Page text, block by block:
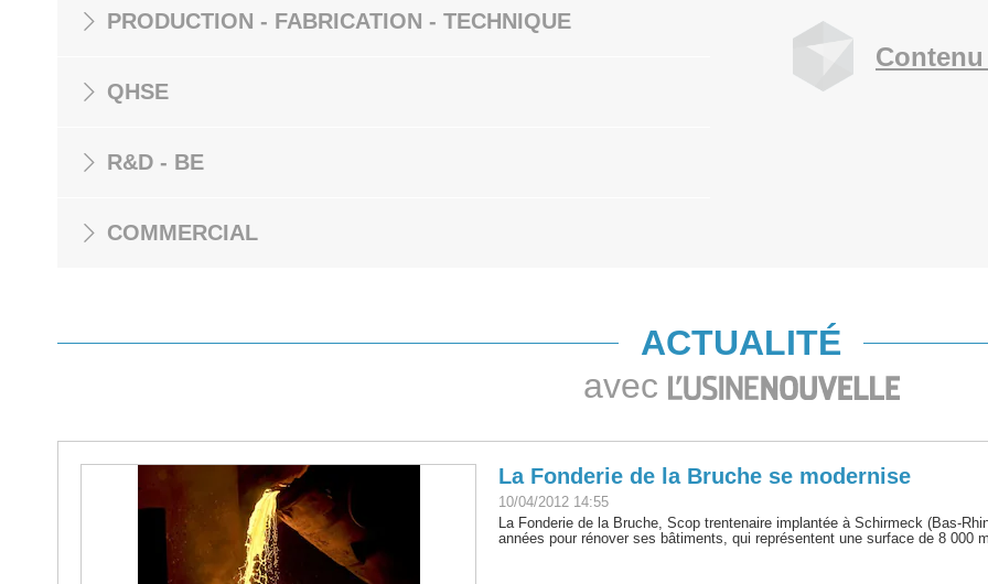
PRODUCTION - FABRICATION - TECHNIQUE
QHSE
R&D - BE
COMMERCIAL
ACTUALITÉ
avec
La Fonderie de la Bruche se modernise
10/04/2012 14:55
La Fonderie de la Bruche, Scop trentenaire implantée à Schirmeck (Bas-
années pour rénover ses bâtiments, qui représentent une surface de 8 000